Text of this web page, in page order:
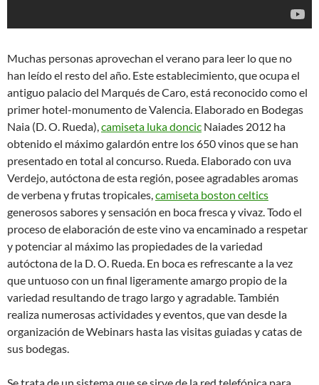
Muchas personas aprovechan el verano para leer lo que no
han leído el resto del año. Este establecimiento, que ocupa el
antiguo palacio del Marqués de Caro, está reconocido como el
primer hotel-monumento de Valencia. Elaborado en Bodegas
Naia (D. O. Rueda),camiseta luka doncic Naiades 2012 ha
obtenido el máximo galardón entre los 650 vinos que se han
presentado en total al concurso. Rueda. Elaborado con uva
Verdejo, autóctona de esta región, posee agradables aromas
de verbena y frutas tropicales,camiseta boston celtics
generosos sabores y sensación en boca fresca y vivaz. Todo el
proceso de elaboración de este vino va encaminado a respetar
y potenciar al máximo las propiedades de la variedad
autóctona de la D. O. Rueda. En boca es refrescante a la vez
que untuoso con un final ligeramente amargo propio de la
variedad resultando de trago largo y agradable. También
realiza numerosas actividades y eventos, que van desde la
organización de Webinars hasta las visitas guiadas y catas de
sus bodegas.